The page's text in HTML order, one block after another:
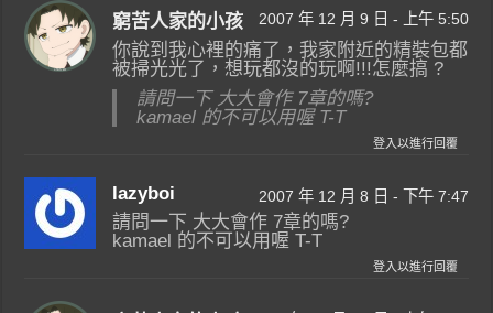
窮苦人家的小孩 2007 年 12 月 9 日 - 上午 5:50
你說到我心裡的痛了，我家附近的精裝包都
被掃光光了，想玩都沒的玩啊!!!怎麼搞 ?
請問一下 大大會作 7章的嗎?
kamael 的不可以用喔 T-T
登入以進行回覆
lazyboi 2007 年 12 月 8 日 - 下午 7:47
請問一下 大大會作 7章的嗎?
kamael 的不可以用喔 T-T
登入以進行回覆